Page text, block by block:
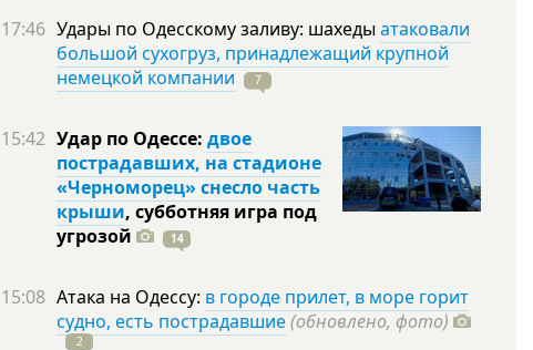
17:46 Удары по Одесскому заливу: шахеды атаковали
большой сухогруз, принадлежащий крупной
немецкой компании
7
15:42 Удар по Одессе: двое
пострадавших, на стадионе
«Черноморец» снесло часть
крыши, субботняя игра под
угрозой
14
15:08 Атака на Одессу: в городе прилет, в море горит
судно, есть пострадавшие(обновлено, фото)
2